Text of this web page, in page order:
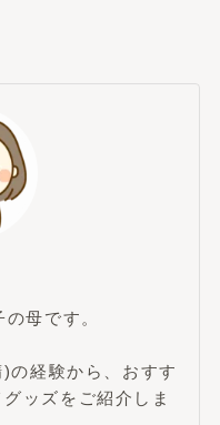
母です。
の経験から、おすす
ッズをご紹介しま